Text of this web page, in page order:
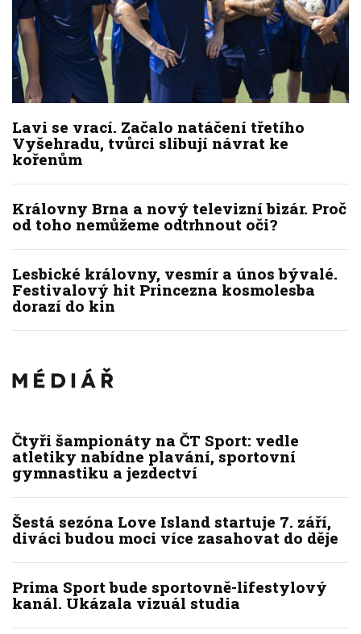
Lavi se vrací. Začalo natáčení třetího
Vyšehradu, tvůrci slibují návrat ke
kořenům
Královny Brna a nový televizní bizár. Proč
od toho nemůžeme odtrhnout oči?
Lesbické královny, vesmír a únos bývalé.
Festivalový hit Princezna kosmolesba
dorazí do kin
Čtyři šampionáty na ČT Sport: vedle
atletiky nabídne plavání, sportovní
gymnastiku a jezdectví
Šestá sezóna Love Island startuje 7. září,
diváci budou moci více zasahovat do děje
Prima Sport bude sportovně-lifestylový
kanál. Ukázala vizuál studia